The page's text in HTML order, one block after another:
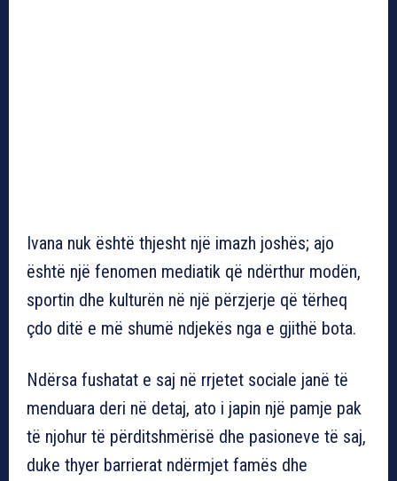
Ivana nuk është thjesht një imazh joshës; ajo
është një fenomen mediatik që ndërthur modën,
sportin dhe kulturën në një përzjerje që tërheq
çdo ditë e më shumë ndjekës nga e gjithë bota.
Ndërsa fushatat e saj në rrjetet sociale janë të
menduara deri në detaj, ato i japin një pamje pak
të njohur të përditshmërisë dhe pasioneve të saj,
duke thyer barrierat ndërmjet famës dhe